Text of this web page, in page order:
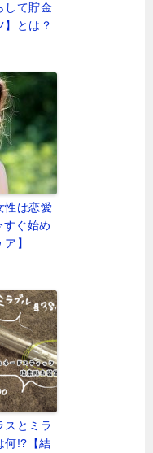
して貯金
】とは？
性は恋愛
すぐ始め
】
スとミラ
何!?【結